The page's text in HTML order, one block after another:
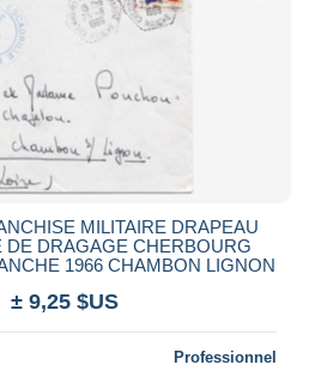
MILITAIRE DRAPEAU
DE DRAGAGE CHERBOURG
1966 CHAMBON LIGNON
± 9,25 $US
Professionnel